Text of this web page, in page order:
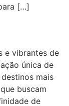
[…]
e vibrantes de
única de
mais
buscam
de